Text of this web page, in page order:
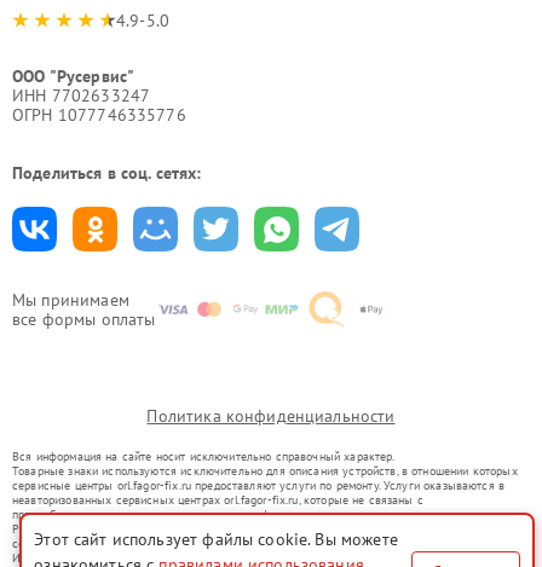
Мы принимаем
все формы оплаты
4.9-5.0
ООО "Русервис"
ИНН 7702633247
ОГРН 1077746335776
Поделиться в соц. сетях:
Политика конфиденциальности
Вся информация на сайте носит исключительно справочный характер.
Товарные знаки используются исключительно для описания устройств, в отношении которых
сервисные центры orl.fagor-fix.ru предоставляют услуги по ремонту. Услуги оказываются в
неавторизованных сервисных центрах orl.fagor-fix.ru, которые не связаны с
правообладателями товарных знаков или их официальными представителями.
Ремонт осуществляется для устройств, уже введенных в гражданский оборот в соответствии
со статьей 1487 ГК РФ.
Использование товарных знаков не преследует цели индивидуализации услуг или введения
Этот сайт использует файлы cookie. Вы можете